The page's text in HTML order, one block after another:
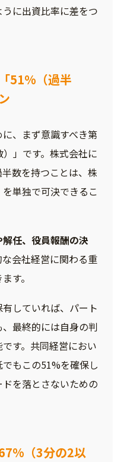
に出資比率に差をつ
51%（過半
、まず意識すべき第
」です。株式会社に
数を持つことは、株
単独で可決できるこ
任、役員報酬の決
会社経営に関わる重
す。
していれば、パート
最終的には自身の判
す。共同経営におい
もこの51%を確保し
を落とさないための
（3分の2以